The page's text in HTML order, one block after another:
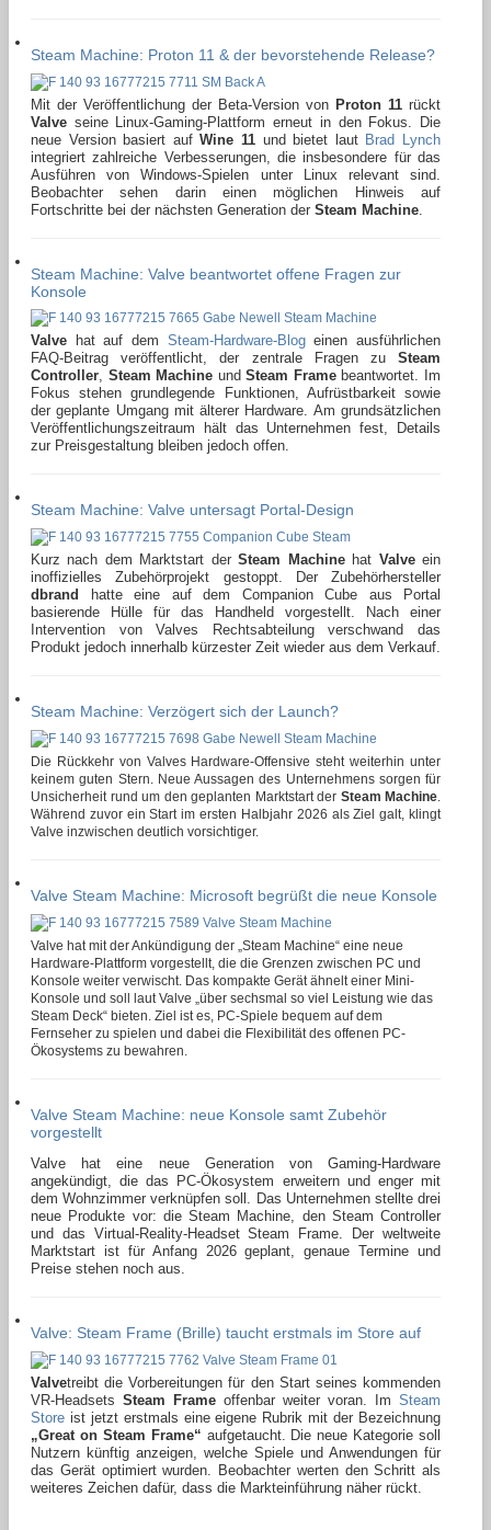
Steam Machine: Proton 11 & der bevorstehende Release?
Mit der Veröffentlichung der Beta-Version von Proton 11 rückt
Valve seine Linux-Gaming-Plattform erneut in den Fokus. Die
neue Version basiert aufWine 11 und bietet laut Brad Lynch
integriert zahlreiche Verbesserungen, die insbesondere für das
Ausführen von Windows-Spielen unter Linux relevant sind.
Beobachter sehen darin einen möglichen Hinweis auf
Fortschritte bei der nächsten Generation der Steam Machine
Steam Machine: Valve beantwortet offene Fragen zur
Konsole
Valve hat auf dem Steam-Hardware-Blogeinen ausführlichen
FAQ-Beitrag veröffentlicht, der zentrale Fragen zu Steam
Controller, Steam Machine undSteam Framebeantwortet. Im
Fokus stehen grundlegende Funktionen, Aufrüstbarkeit sowie
der geplante Umgang mit älterer Hardware. Am grundsätzlichen
Veröffentlichungszeitraum hält das Unternehmen fest, Details
zur Preisgestaltung bleiben jedoch offen.
Steam Machine: Valve untersagt Portal-Design
Kurz nach dem Marktstart derSteam Machinehat Valveein
inoffizielles Zubehörprojekt gestoppt. Der Zubehörhersteller
dbrand
hatte eine auf dem Companion Cube aus Portal
basierende Hülle für das Handheld vorgestellt. Nach einer
Intervention von Valves Rechtsabteilung verschwand das
Produkt jedoch innerhalb kürzester Zeit wieder aus dem Verkauf.
Steam Machine: Verzögert sich der Launch?
Die Rückkehr von Valves Hardware-Offensive steht weiterhin unter
keinem guten Stern. Neue Aussagen des Unternehmens sorgen für
Unsicherheit rund um den geplanten Marktstart der Steam Machine.
Während zuvor ein Start im ersten Halbjahr 2026 als Ziel galt, klingt
Valve inzwischen deutlich vorsichtiger.
Valve Steam Machine: Microsoft begrüßt die neue Konsole
Valve hat mit der Ankündigung der „Steam Machine“ eine neue
Hardware-Plattform vorgestellt, die die Grenzen zwischen PC und
Konsole weiter verwischt. Das kompakte Gerät ähnelt einer Mini-
Konsole und soll laut Valve „über sechsmal so viel Leistung wie das
Steam Deck“ bieten. Ziel ist es, PC-Spiele bequem auf dem
Fernseher zu spielen und dabei die Flexibilität des offenen PC-
Ökosystems zu bewahren.
Valve Steam Machine: neue Konsole samt Zubehör
vorgestellt
Valve hat eine neue Generation von Gaming-Hardware
angekündigt, die das PC-Ökosystem erweitern und enger mit
dem Wohnzimmer verknüpfen soll. Das Unternehmen stellte drei
neue Produkte vor: die Steam Machine, den Steam Controller
und das Virtual-Reality-Headset Steam Frame. Der weltweite
Marktstart ist für Anfang 2026 geplant, genaue Termine und
Preise stehen noch aus.
Valve: Steam Frame (Brille) taucht erstmals im Store auf
Valvetreibt die Vorbereitungen für den Start seines kommenden
VR-Headsets Steam Frame offenbar weiter voran. Im Steam
Store ist jetzt erstmals eine eigene Rubrik mit der Bezeichnung
„Great on Steam Frame“ aufgetaucht. Die neue Kategorie soll
Nutzern künftig anzeigen, welche Spiele und Anwendungen für
das Gerät optimiert wurden. Beobachter werten den Schritt als
weiteres Zeichen dafür, dass die Markteinführung näher rückt.